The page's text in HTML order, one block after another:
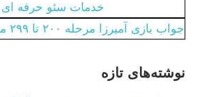
خدمات سئو حرفه ای
جواب بازی آمیرزا مرحله ۲۰۰ تا ۲۹۹ مرحله ۲۵۰ آمیرزا
نوشته‌های تازه